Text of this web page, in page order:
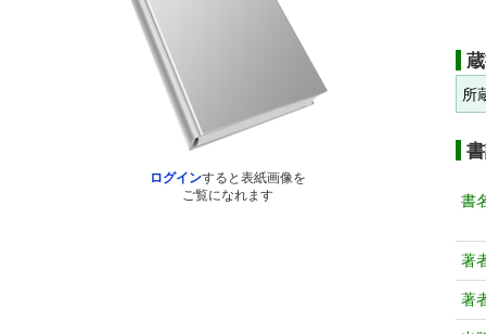
ログインすると表紙画像を
ご覧になれます
所
書
著
著